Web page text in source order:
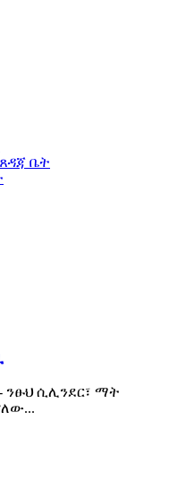
ቤት
ንፁህ ሲሊንደር፣ ማት